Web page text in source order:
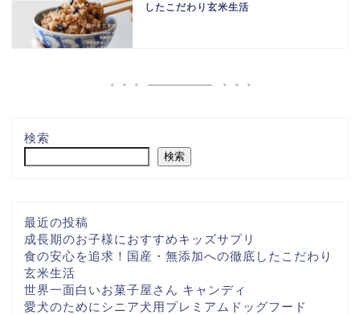
したこだわり玄米生活
検索
検索
最近の投稿
成長期のお子様におすすめキッズサプリ
食の安心を追求！国産・無添加への徹底したこだわり
玄米生活
世界一面白いお菓子屋さん キャンディ
愛犬のためにシニア犬用プレミアムドッグフード